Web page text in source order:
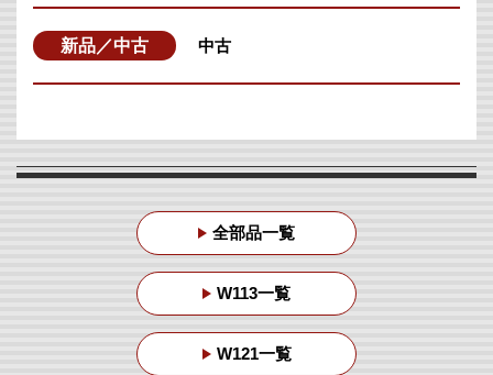
新品／中古 中古
全部品一覧
W113一覧
W121一覧